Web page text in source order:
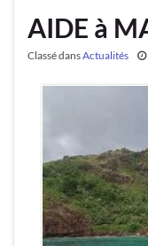
AIDE à
Classé dansActualités